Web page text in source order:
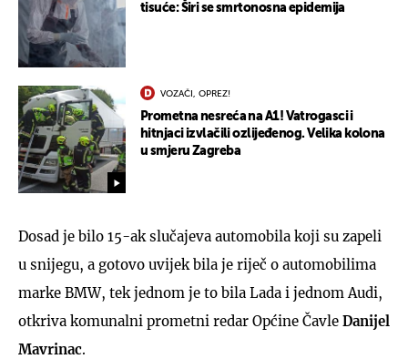
tisuće: Širi se smrtonosna epidemija
VOZAČI, OPREZ!
Prometna nesreća na A1! Vatrogasci i
hitnjaci izvlačili ozlijeđenog. Velika kolona
u smjeru Zagreba
Dosad je bilo 15-ak slučajeva automobila koji su zapeli
u snijegu, a gotovo uvijek bila je riječ o automobilima
marke BMW, tek jednom je to bila Lada i jednom Audi,
otkriva komunalni prometni redar Općine Čavle Danijel
Mavrinac.